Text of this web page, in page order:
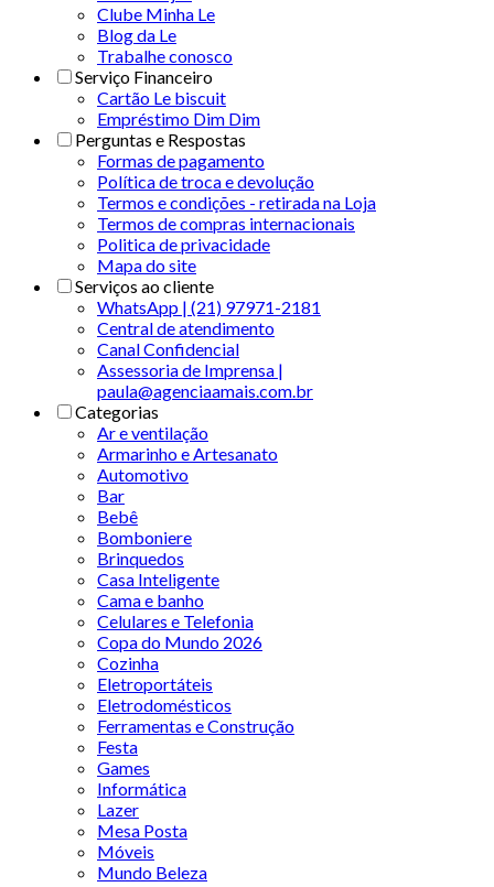
Clube Minha Le
Blog da Le
Trabalhe conosco
Serviço Financeiro
Cartão Le biscuit
Empréstimo Dim Dim
Perguntas e Respostas
Formas de pagamento
Política de troca e devolução
Termos e condições - retirada na Loja
Termos de compras internacionais
Politica de privacidade
Mapa do site
Serviços ao cliente
WhatsApp | (21) 97971-2181
Central de atendimento
Canal Confidencial
Assessoria de Imprensa |
paula@agenciaamais.com.br
Categorias
Ar e ventilação
Armarinho e Artesanato
Automotivo
Bar
Bebê
Bomboniere
Brinquedos
Casa Inteligente
Cama e banho
Celulares e Telefonia
Copa do Mundo 2026
Cozinha
Eletroportáteis
Eletrodomésticos
Ferramentas e Construção
Festa
Games
Informática
Lazer
Mesa Posta
Móveis
Mundo Beleza